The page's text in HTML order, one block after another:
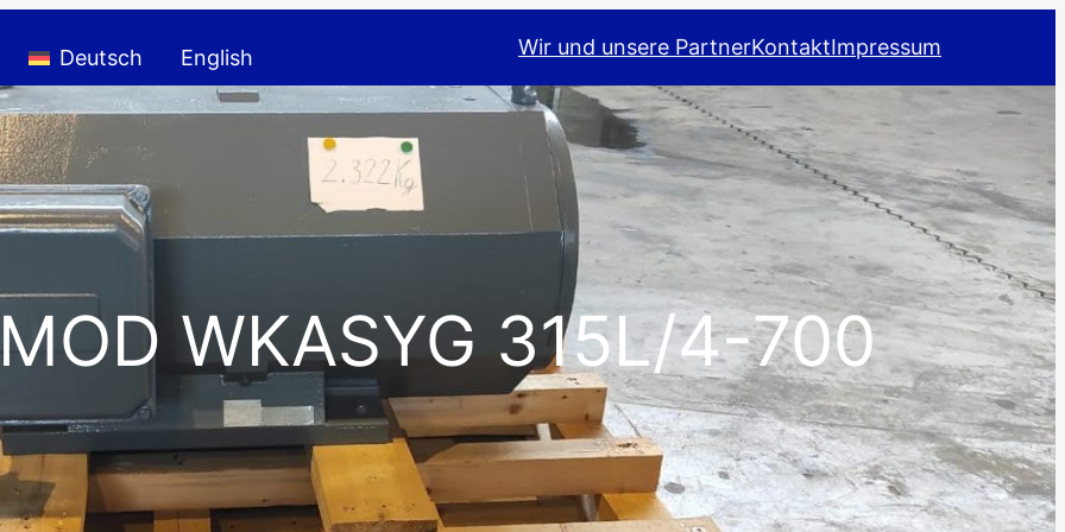
Deutsch English Wir und unsere PartnerKontaktImpressum
WKASYG 315L/4-700